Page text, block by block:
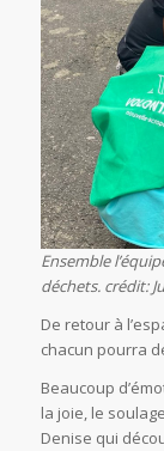
Ensemble
déchets. crédit:
De retour à
chacun pourra
Beaucoup
la joie, le
Denise qui